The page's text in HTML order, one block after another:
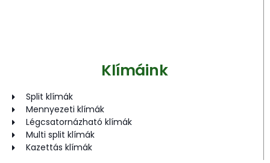
Klímáink
Split klímák
Mennyezeti klímák
Légcsatornázható klímák
Multi split klímák
Kazettás klímák